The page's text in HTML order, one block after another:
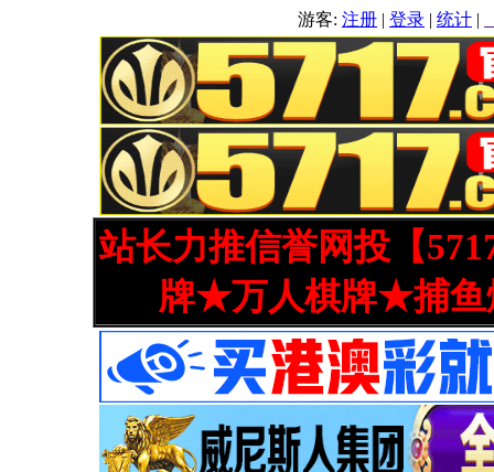
游客: 注册 | 登录 | 统计 |
站长力推信誉网投【
牌★万人棋牌★捕鱼